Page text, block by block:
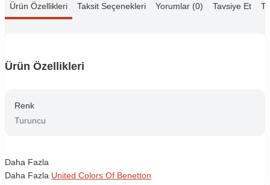
Ürün Özellikleri Taksit Seçenekleri Yorumlar (0) Tavsiye Et
Ürün Özellikleri
Renk
Turuncu
Daha Fazla
Daha Fazla United Colors Of Benetton